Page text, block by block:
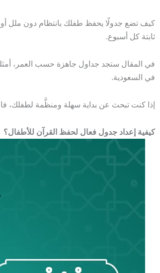
كيف تضع جدولًا يحفظ طفلك بانتظام دون ملل أو
ثابتة كل أسبوع.
في المقال ستجد جداول جاهزة حسب العمر،
في السعودية.
إذا كنت تبحث عن بداية سهلة ومنظَّمة لطفلك،
كيفية إعداد جدول فعال لحفظ القرآن للأطفال؟